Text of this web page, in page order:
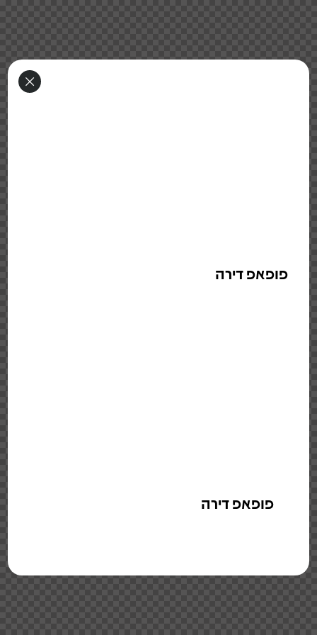
פופאפ דירה
פופאפ דירה